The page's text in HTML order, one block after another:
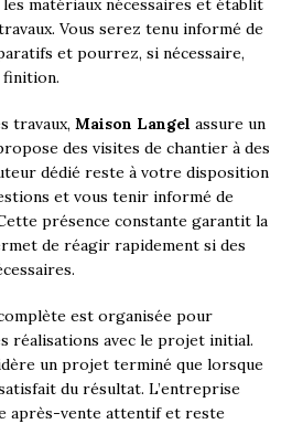
matériaux nécessaires et établit
Vous serez tenu informé de
et pourrez, si nécessaire,
finition.
travaux, Maison Langel assure un
des visites de chantier à des
dédié reste à votre disposition
et vous tenir informé de
présence constante garantit la
de réagir rapidement si des
est organisée pour
réalisations avec le projet initial.
un projet terminé que lorsque
du résultat. L’entreprise
après-vente attentif et reste